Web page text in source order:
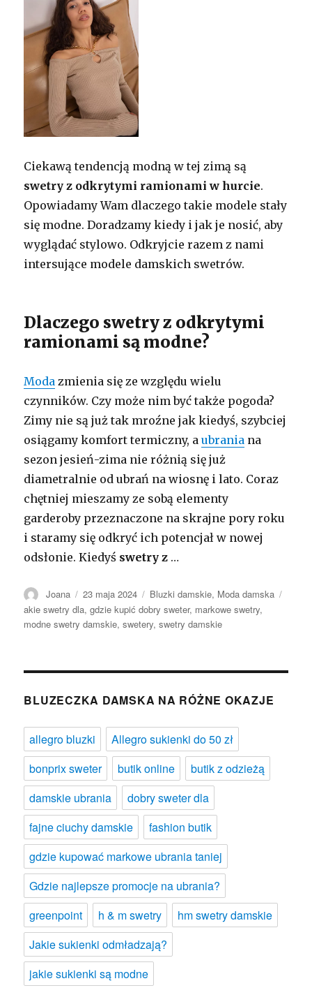
Ciekawą tendencją modną w tej zimą są
swetry z odkrytymi ramionami w hurcie.
Opowiadamy Wam dlaczego takie modele stały
się modne. Doradzamy kiedy i jak je nosić, aby
wyglądać stylowo. Odkryjcie razem z nami
intersujące modele damskich swetrów.
Dlaczego swetry z odkrytymi
ramionami są modne?
Moda zmienia się ze względu wielu
czynników. Czy może nim być także pogoda?
Zimy nie są już tak mroźne jak kiedyś, szybciej
osiągamy komfort termiczny, aubrania na
sezon jesień-zima nie różnią się już
diametralnie od ubrań na wiosnę i lato. Coraz
chętniej mieszamy ze sobą elementy
garderoby przeznaczone na skrajne pory roku
i staramy się odkryć ich potencjał w nowej
odsłonie. Kiedyś swetry z …
Autor
Joana Opublikowano
23 maja 2024 Kategorie
Bluzki damskie, Moda damska
akie swetry dla,gdzie kupić dobry sweter, markowe swetry,
modne swetry damskie,swetery,swetry damskie
BLUZECZKA DAMSKA NA RÓŻNE OKAZJE
allegro bluzki
Allegro sukienki do 50 zł
bonprix sweter
butik online
butik z odzieżą
damskie ubrania
dobry sweter dla
fajne ciuchy damskie
fashion butik
gdzie kupować markowe ubrania taniej
Gdzie najlepsze promocje na ubrania?
greenpoint
h & m swetry
hm swetry damskie
Jakie sukienki odmładzają?
jakie sukienki są modne